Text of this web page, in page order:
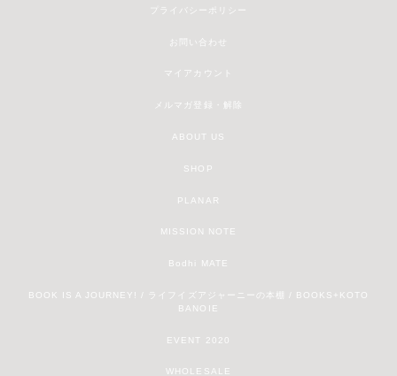
プライバシーポリシー
お問い合わせ
マイアカウント
メルマガ登録・解除
ABOUT US
SHOP
PLANAR
MISSION NOTE
Bodhi MATE
BOOK IS A JOURNEY! / ライフイズアジャーニーの本棚 / BOOKS+KOTO
BANOIE
EVENT 2020
WHOLESALE